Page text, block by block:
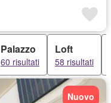
Palazzo
60 risultati
Loft
58 risultati
Nuovo